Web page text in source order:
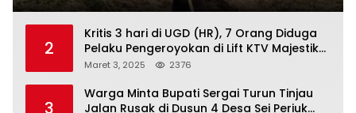
2
Kritis 3 hari di UGD (HR), 7 Orang Diduga
Pelaku Pengeroyokan di Lift KTV Majestik
Melenggang Bebas, Kantor Hukum JAP
Tanjungpinang
Maret 3, 2025 2376
3
Warga Minta Bupati Sergai Turun Tinjau
Jalan Rusak di Dusun 4 Desa Sei Periuk